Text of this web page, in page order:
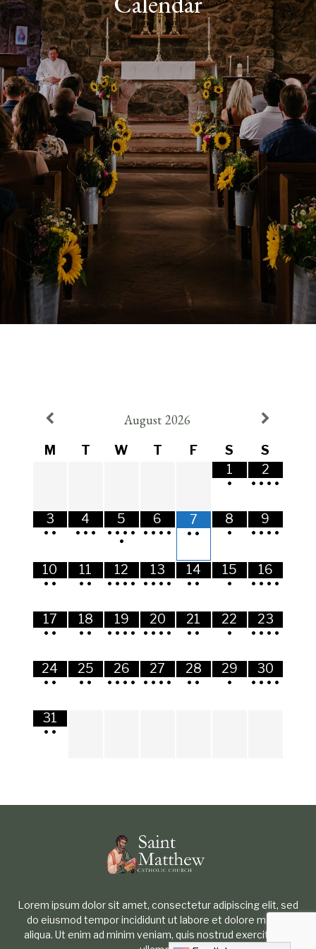
August 2026
M T W T F S
S
1
•
2
• • • •
3
• •
4
• • •
5
• • • •
•
6
• • • •
7
• •
8
•
9
• • • •
10
• •
11
• •
12
• • • •
13
• • • •
14
• •
15
•
16
• • • •
17
• •
18
• •
19
• • • •
20
• • • •
21
• •
22
•
23
• • • •
24
• •
25
• •
26
• • • •
27
• • • •
28
• •
29
•
30
• • • •
31
• •
Lorem ipsum dolor sit amet, consectetur adipiscing elit, sed
do eiusmod tempor incididunt ut labore et dolore magna
aliqua. Ut enim ad minim veniam, quis nostrud exercitation